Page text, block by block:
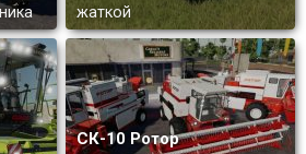
жаткой
СК-10 Ротор